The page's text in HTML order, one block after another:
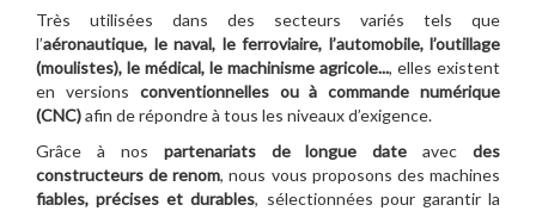
Très utilisées dans des secteurs variés tels que
l’aéronautique, le naval, le ferroviaire, l’automobile, l’outillage
(moulistes), le médical, le machinisme agricole..., elles existent
en versions conventionnelles ou à commande numérique
(CNC)afin de répondre à tous les niveaux d’exigence.
Grâce à nos partenariats de longue dateavec des
constructeurs de renom, nous vous proposons des machines
fiables, précises et durables, sélectionnées pour garantir la